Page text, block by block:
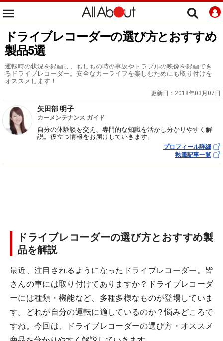
ドライブレコーダーの選び方とおすすめ
製品5選
運転時の状況を録画し、もしもの時の事故やトラブルの映像を録画でき
るドライブレコーダー。安全なカーライフを楽しむためにも取り付けを
オススメします！
更新日： 2018年03月07日
矢田部 明子
カーメンテナンス ガイド
自分の体験談を交え、専門的な知識を活かし分かりやすく解
説。役立つ情報をお届けしていきます。
プロフィール詳細
執筆記事一覧
ドライブレコーダーの選び方とおすすめ製
品を解説
最近、注目されるようになったドライブレコーダー。皆
さんの車には取り付けてありますか？ドライブレコーダ
ーには種類・機能など、多種多様なものが登場していま
す。どれが自分の運転に適しているのか？悩みどころで
すね。今回は、ドライブレコーダーの選び方・オススメ